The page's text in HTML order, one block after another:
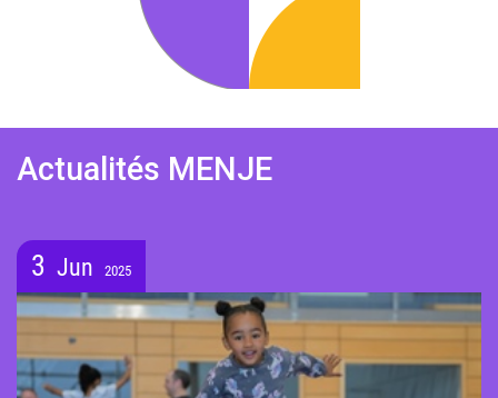
Actualités MENJE
3 Jun 2025